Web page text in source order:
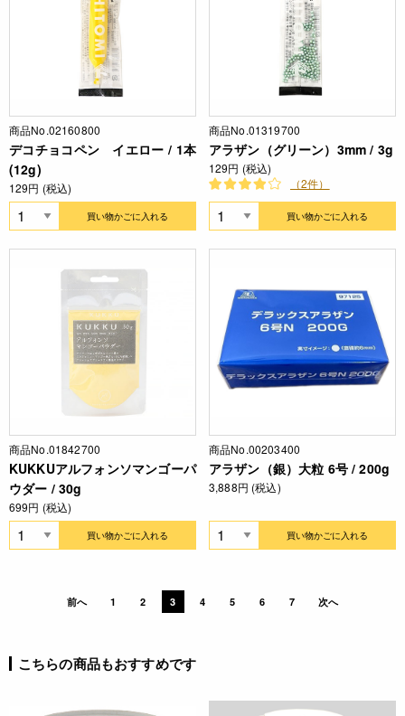
商品No.02160800
デコチョコペン イエロー / 1本
(12g)
129円 (税込)
買い物かごに入れる
商品No.01319700
アラザン（グリーン）3mm / 3g
129円 (税込)
（2件）
買い物かごに入れる
商品No.01842700
KUKKUアルフォンソマンゴーパ
ウダー / 30g
699円 (税込)
買い物かごに入れる
商品No.00203400
アラザン（銀）大粒 6号 / 200g
3,888円 (税込)
買い物かごに入れる
前へ 1 2 3 4 5 6 7 次へ
こちらの商品もおすすめです